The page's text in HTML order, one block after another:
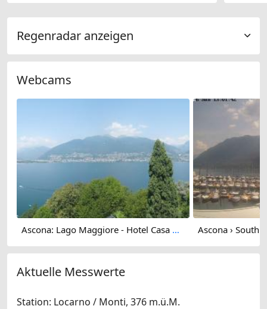
Regenradar anzeigen
Webcams
Ascona: Lago Maggiore - Hotel Casa Berno
Aktuelle Messwerte
Station: Locarno / Monti, 376 m.ü.M.